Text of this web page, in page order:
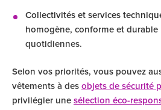
Collectivités et services
homogène, conforme et
quotidiennes.
Selon vos priorités, vous pouvez
vêtements à des objets de sécurité
privilégier une sélection éco-